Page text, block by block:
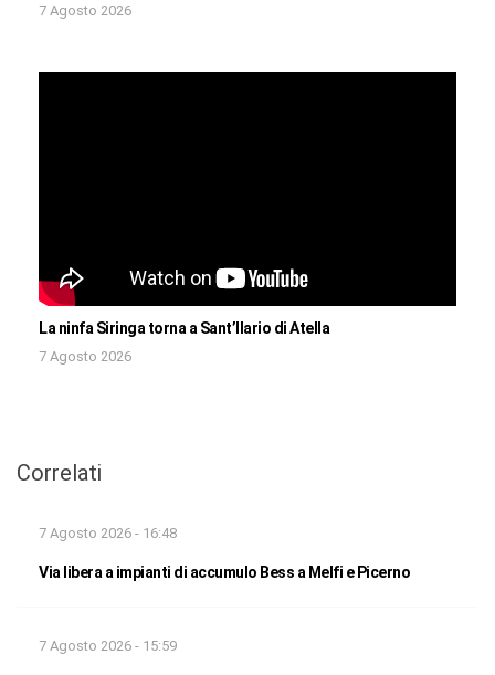
7 Agosto 2026
La ninfa Siringa torna a Sant’Ilario di Atella
7 Agosto 2026
Correlati
7 Agosto 2026 - 16:48
Via libera a impianti di accumulo Bess a Melfi e Picerno
7 Agosto 2026 - 15:59